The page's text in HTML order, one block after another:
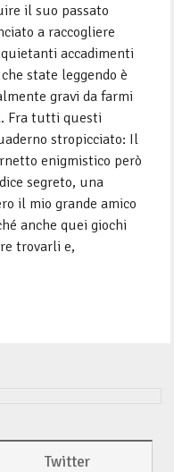
il suo passato
a raccogliere
accadimenti
state leggendo è
gravi da farmi
Fra tutti questi
stropicciato: Il
enigmistico però
segreto, una
il mio grande amico
anche quei giochi
trovarli e,
Twitter